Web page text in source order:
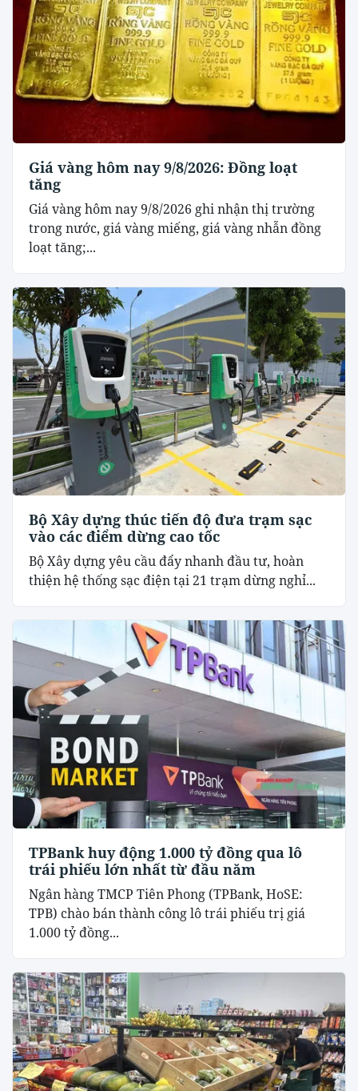
Giá vàng hôm nay 9/8/2026: Đồng loạt
tăng
Giá vàng hôm nay 9/8/2026 ghi nhận thị trường
trong nước, giá vàng miếng, giá vàng nhẫn đồng
loạt tăng;...
Bộ Xây dựng thúc tiến độ đưa trạm sạc
vào các điểm dừng cao tốc
Bộ Xây dựng yêu cầu đẩy nhanh đầu tư, hoàn
thiện hệ thống sạc điện tại 21 trạm dừng nghỉ...
TPBank huy động 1.000 tỷ đồng qua lô
trái phiếu lớn nhất từ đầu năm
Ngân hàng TMCP Tiên Phong (TPBank, HoSE:
TPB) chào bán thành công lô trái phiếu trị giá
1.000 tỷ đồng...